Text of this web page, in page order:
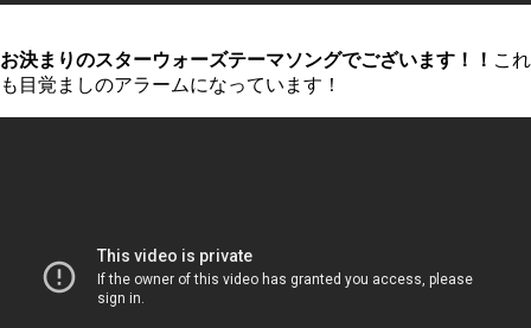
お決まりのスターウォーズテーマソングでございます！！ これ
も目覚ましのアラームになっています！